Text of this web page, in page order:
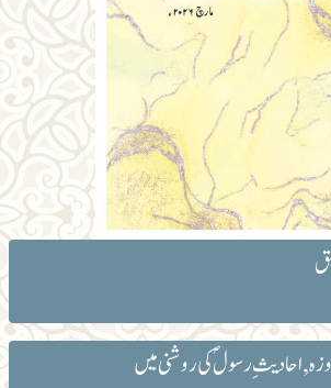
, احادیث ِ رسولؐ کی روشنی میں